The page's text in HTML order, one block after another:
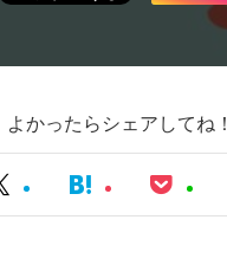
よかったらシェアしてね！